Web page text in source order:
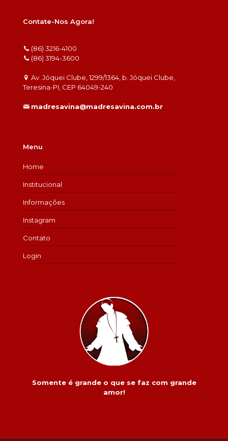
Contate-Nos Agora!
(86) 3216-4100
(86) 3194-3600
Av. Jóquei Clube, 1299/1364, b. Jóquei Clube,
Teresina-PI, CEP 64049-240
madresavina@madresavina.com.br
Menu
Home
Institucional
Informações
Instagram
Contato
Login
Somente é grande o que se faz com grande
amor!